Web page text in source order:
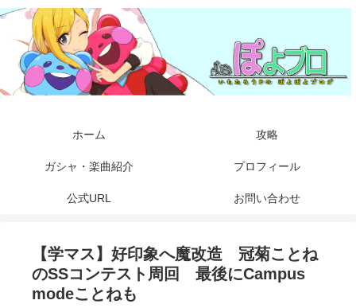
ホーム 攻略
ガシャ・楽曲紹介 プロフィール
公式URL お問い合わせ
【学マス】好印象へ魔改造 冠菊ことね
のSSコンテスト周回 最後にCampus
modeことねも